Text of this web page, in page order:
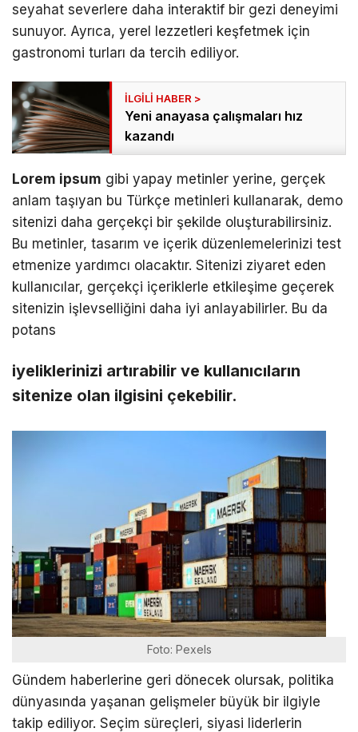
seyahat severlere daha interaktif bir gezi deneyimi
sunuyor. Ayrıca, yerel lezzetleri keşfetmek için
gastronomi turları da tercih ediliyor.
Yeni anayasa çalışmaları hız
kazandı
Lorem ipsum gibi yapay metinler yerine, gerçek
anlam taşıyan bu Türkçe metinleri kullanarak, demo
sitenizi daha gerçekçi bir şekilde oluşturabilirsiniz.
Bu metinler, tasarım ve içerik düzenlemelerinizi test
etmenize yardımcı olacaktır. Sitenizi ziyaret eden
kullanıcılar, gerçekçi içeriklerle etkileşime geçerek
sitenizin işlevselliğini daha iyi anlayabilirler. Bu da
potans
iyeliklerinizi artırabilir ve kullanıcıların
sitenize olan ilgisini çekebilir.
Foto: Pexels
Gündem haberlerine geri dönecek olursak, politika
dünyasında yaşanan gelişmeler büyük bir ilgiyle
takip ediliyor. Seçim süreçleri, siyasi liderlerin